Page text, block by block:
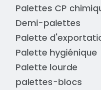
Palettes CP
Demi-palettes
Palette
Palette hygiénique
Palette lourde
palettes-blocs